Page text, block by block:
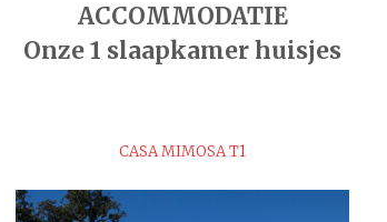
ACCOMMODATIE
Onze 1 slaapkamer huisjes
CASA MIMOSA T1